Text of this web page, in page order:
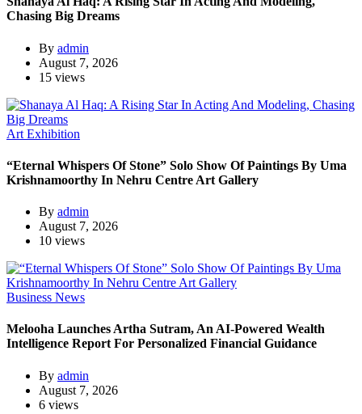
Chasing Big Dreams
By admin
August 7, 2026
15 views
Art Exhibition
“Eternal Whispers Of Stone” Solo Show Of Paintings By Uma
Krishnamoorthy In Nehru Centre Art Gallery
By admin
August 7, 2026
10 views
Business News
Melooha Launches Artha Sutram, An AI-Powered Wealth
Intelligence Report For Personalized Financial Guidance
By admin
August 7, 2026
6 views